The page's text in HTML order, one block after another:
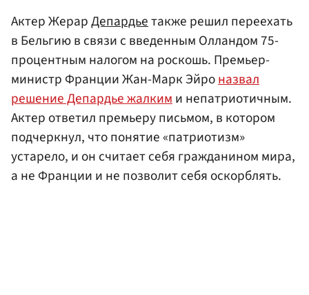
Актер ЖерарДепардьетакже решил переехать
в Бельгию в связи с введенным Олландом 75-
процентным налогом на роскошь. Премьер-
министр Франции Жан-Марк Эйроназвал
решение Депардье жалкими непатриотичным.
Актер ответил премьеру письмом, в котором
подчеркнул, что понятие «патриотизм»
устарело, и он считает себя гражданином мира,
а не Франции и не позволит себя оскорблять.